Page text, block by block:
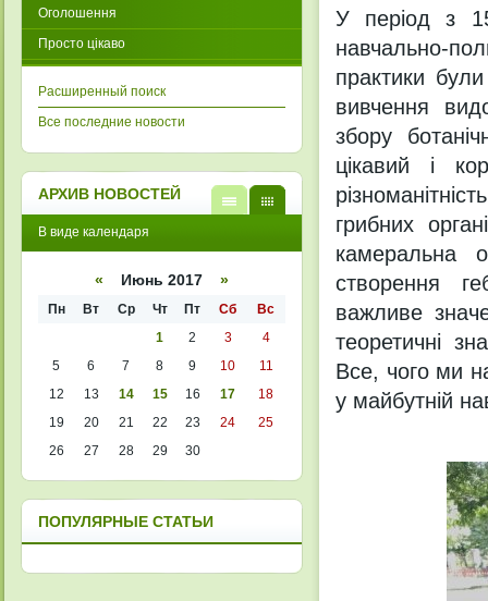
У період з
навчально-
практики
вивчення
збору
цікавий і
грибних
камеральна
створення
важливе
теоретичні
Все, чого ми
у майбутній
Оголошення
Просто цікаво
Расширенный поиск
Все последние новости
АРХИВ НОВОСТЕЙ
кален
списк
В виде календаря
« Июнь 2017 »
Пн Вт Ср Чт Пт Сб
Вс
1
2 3
4
5
6 7 8 9 10
11
12
13 14 15 16 17
18
19
20 21 22 23 24
25
26
27 28 29 30
ПОПУЛЯРНЫЕ СТАТЬИ